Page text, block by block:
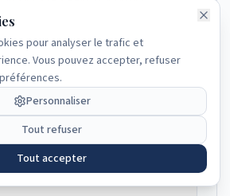
pour analyser le trafic et
Vous pouvez accepter, refuser
Personnaliser
Tout refuser
Tout accepter
et la présence de ponts
un mur intérieur en hiver :
sont nécessaires
ventilation (VMC hygroréglable
l'humidité dans la maison